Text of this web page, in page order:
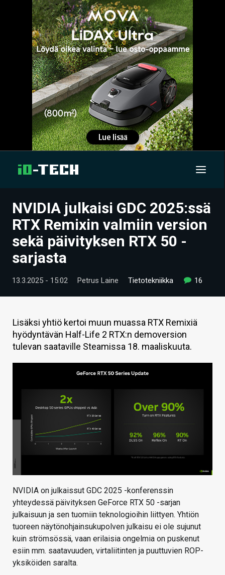
UUTISET
ARTIKKELIT
VIDEOT
TECHBBS
HINTA.FI
KAUPPA
VAIHDA TEEMA
HAKU
NVIDIA julkaisi GDC 2025:ssä
RTX Remixin valmiin version
sekä päivityksen RTX 50 -
sarjasta
13.3.2025 - 15:02 Petrus Laine Tietotekniikka 16
Lisäksi yhtiö kertoi muun muassa RTX Remixiä
hyödyntävän Half-Life 2 RTX:n demoversion
tulevan saataville Steamissa 18. maaliskuuta.
NVIDIA on julkaissut GDC 2025 -konferenssin
yhteydessä päivityksen GeForce RTX 50 -sarjan
julkaisuun ja sen tuomiin teknologioihin liittyen. Yhtiön
tuoreen näytönohjainsukupolven julkaisu ei ole sujunut
kuin strömsössä, vaan erilaisia ongelmia on puskenut
esiin mm. saatavuuden, virtaliitinten ja puuttuvien ROP-
yksiköiden saralta.